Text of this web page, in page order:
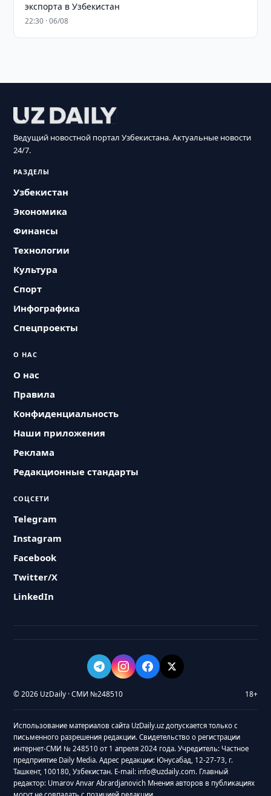
экспорта в Узбекистан
22:30 · 06/08
Ведущий новостной портал Узбекистана. Актуальные новости
24/7.
РАЗДЕЛЫ
Узбекистан
Экономика
Финансы
Технологии
Культура
Спорт
Инфографика
Спецпроекты
О НАС
О нас
Правила
Конфиденциальность
Наши приложения
Реклама
Редакционные стандарты
СОЦСЕТИ
Telegram
Instagram
Facebook
Twitter/X
LinkedIn
© 2026 UzDaily · СМИ №248510 18+
Использование материалов сайта UzDaily.uz допускается только с
письменного разрешения редакции. Свидетельство о регистрации
интернет-СМИ № 248510 от 1 апреля 2024 года. Учредитель: Частное
предприятие Daily Media. Адрес редакции: Юнусабад, 12-27-73, г.
Ташкент, 100180, Узбекистан. E-mail: info@uzdaily.com. Главный
редактор: Umarov Anvar Abrardjanovich Мнения авторов в публикациях